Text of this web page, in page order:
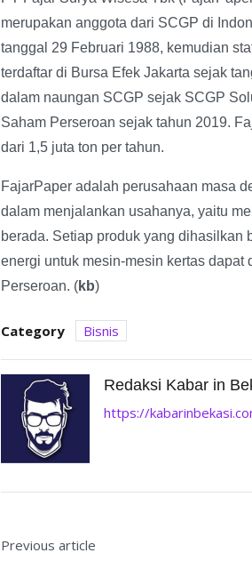
merupakan anggota dari SCGP di
tanggal 29 Februari 1988, kemudian
terdaftar di Bursa Efek Jakarta sejak
dalam naungan SCGP sejak SCGP
Saham Perseroan sejak tahun 2019.
dari 1,5 juta ton per tahun.
FajarPaper adalah perusahaan masa
dalam menjalankan usahanya, yaitu
berada. Setiap produk yang dihasilkan
energi untuk mesin-mesin kertas
Perseroan. (kb)
Category Bisnis
Redaksi Kabar in
https://
Previous article